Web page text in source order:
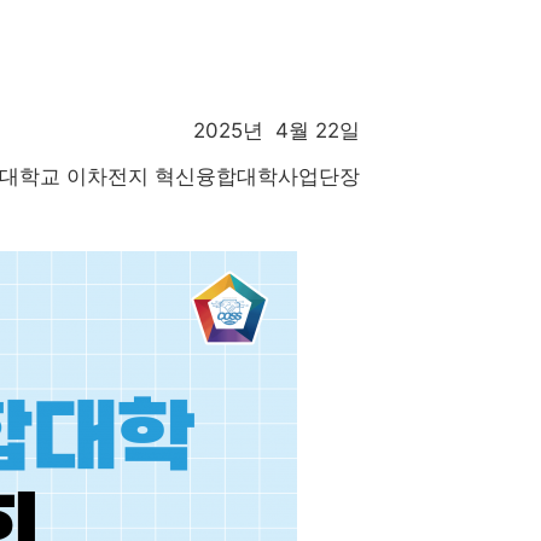
2025년 4월 22일
학교 이차전지 혁신융합대학사업단장